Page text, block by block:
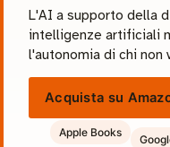
L'AI a supporto della
intelligenze artificiali
l'autonomia di chi non
Acquista su
Apple Books